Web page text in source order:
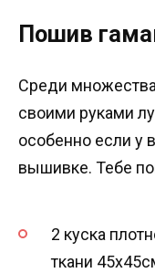
Пошив
Среди
своими руками
особенно если у
вышивке. Тебе
2 куска
ткани